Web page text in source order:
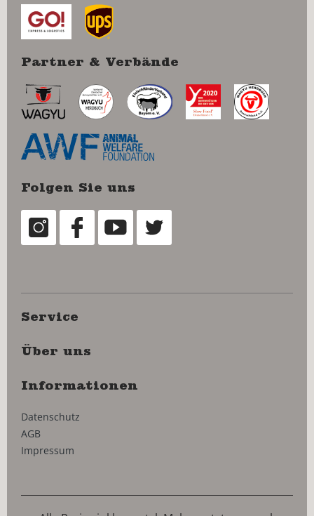
Partner & Verbände
Folgen Sie uns
Service
Über uns
Informationen
Datenschutz
AGB
Impressum